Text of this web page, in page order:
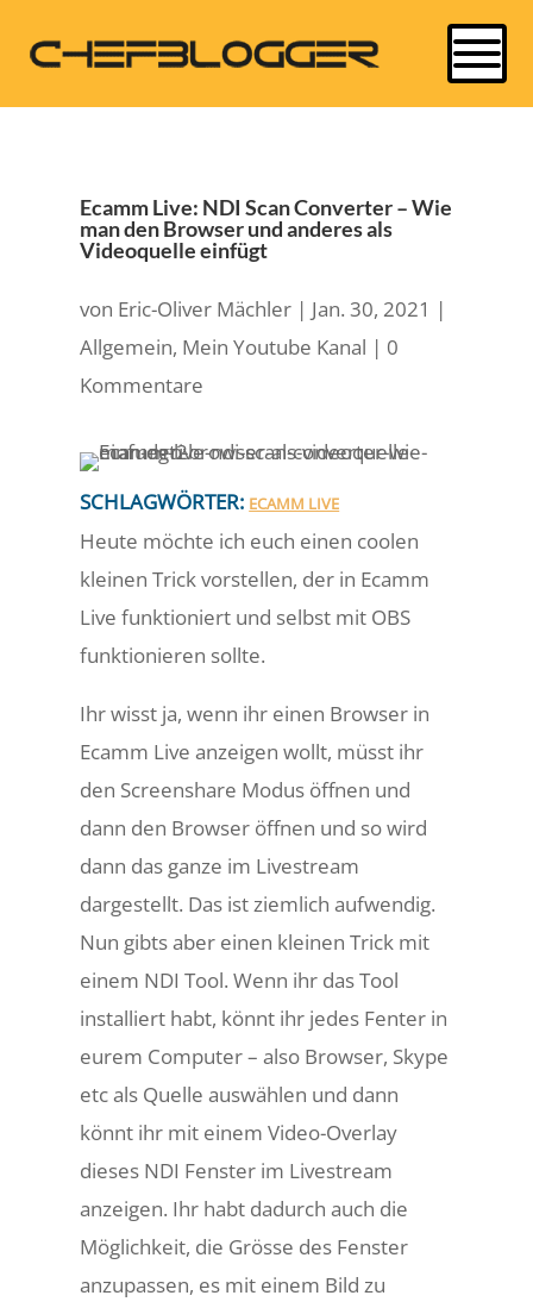
Ecamm Live: NDI Scan Converter – Wie
man den Browser und anderes als
Videoquelle einfügt
von Eric-Oliver Mächler | Jan. 30, 2021 |
Allgemein, Mein Youtube Kanal | 0
Kommentare
SCHLAGWÖRTER: ECAMM LIVE
Heute möchte ich euch einen coolen
kleinen Trick vorstellen, der in Ecamm
Live funktioniert und selbst mit OBS
funktionieren sollte.
Ihr wisst ja, wenn ihr einen Browser in
Ecamm Live anzeigen wollt, müsst ihr
den Screenshare Modus öffnen und
dann den Browser öffnen und so wird
dann das ganze im Livestream
dargestellt. Das ist ziemlich aufwendig.
Nun gibts aber einen kleinen Trick mit
einem NDI Tool. Wenn ihr das Tool
installiert habt, könnt ihr jedes Fenter in
eurem Computer – also Browser, Skype
etc als Quelle auswählen und dann
könnt ihr mit einem Video-Overlay
dieses NDI Fenster im Livestream
anzeigen. Ihr habt dadurch auch die
Möglichkeit, die Grösse des Fenster
anzupassen, es mit einem Bild zu